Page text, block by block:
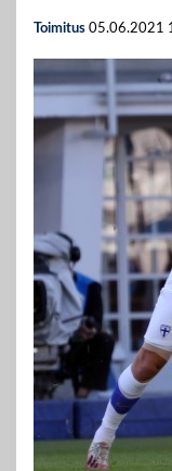
Toimitus 05.06.2021